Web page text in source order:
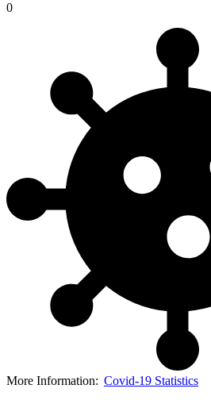
0
More Information: Covid-19 Statistics